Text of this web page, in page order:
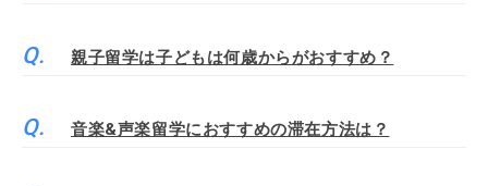
親子留学は子どもは何歳からがおすすめ？
音楽&声楽留学におすすめの滞在方法は？